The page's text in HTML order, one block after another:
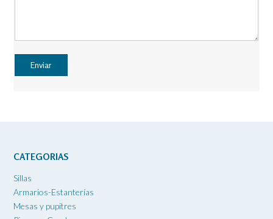
CATEGORIAS
Sillas
Armarios-Estanterías
Mesas y pupitres